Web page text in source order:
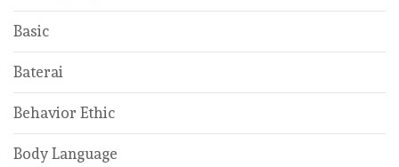
Basic
Baterai
Behavior Ethic
Body Language